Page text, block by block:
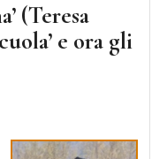
(Teresa
e ora gli